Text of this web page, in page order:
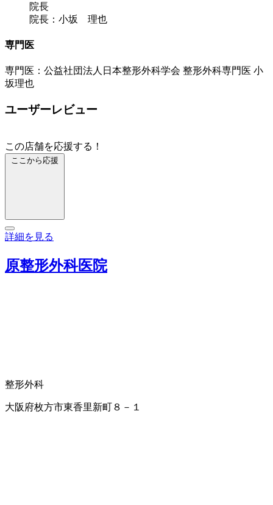
院長
院長：小坂 理也
専門医
専門医：公益社団法人日本整形外科学会 整形外科専門医 小
坂理也
ユーザーレビュー
この店舗を応援する！
ここから応援
詳細を見る
原整形外科医院
整形外科
大阪府枚方市東香里新町８－１